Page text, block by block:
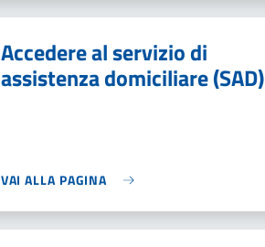
Accedere al servizio di
assistenza domiciliare (SAD)
VAI ALLA PAGINA